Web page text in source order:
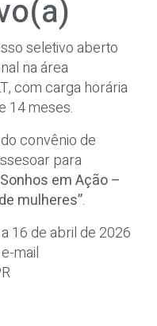
seletivo aberto
na área
com carga horária
14 meses.
convênio de
para
em Ação –
mulheres”.
16 de abril de 2026
mail